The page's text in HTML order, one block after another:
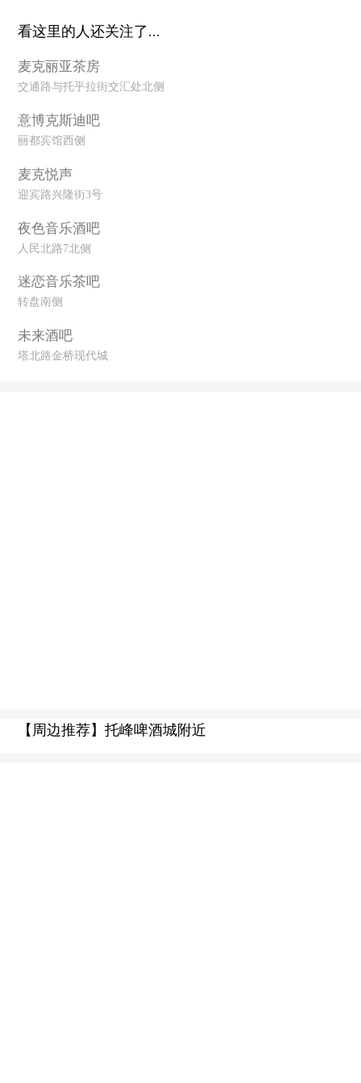
看这里的人还关注了...
麦克丽亚茶房
交通路与托乎拉街交汇处北侧
意博克斯迪吧
丽都宾馆西侧
麦克悦声
迎宾路兴隆街3号
夜色音乐酒吧
人民北路7北侧
迷恋音乐茶吧
转盘南侧
未来酒吧
塔北路金桥现代城
【周边推荐】托峰啤酒城附近